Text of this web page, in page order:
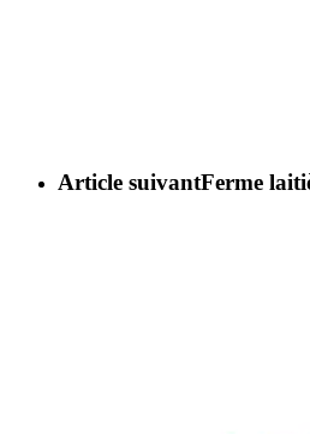
Article suivantFerme